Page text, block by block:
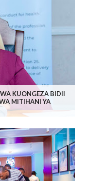
KUONGEZA BIDII
MITIHANI YA